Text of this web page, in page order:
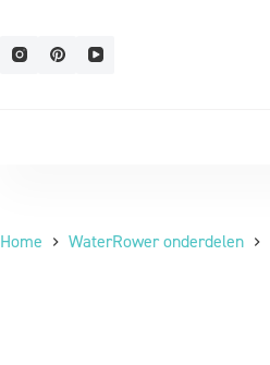
Home WaterRower onderdelen